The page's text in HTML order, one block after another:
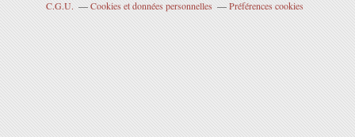
C.G.U.
Cookies et données personnelles Préférences cookies